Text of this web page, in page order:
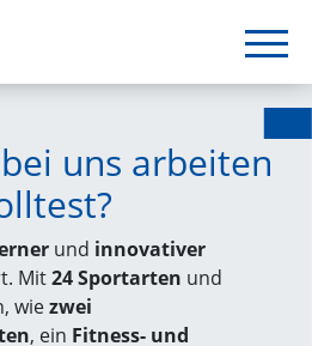
uns arbeiten
und innovativer
Mit24 Sportarten und
wiezwei
, ein Fitness- und